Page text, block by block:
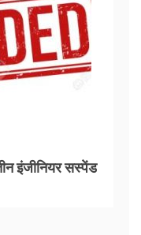
इंजीनियर सस्पेंड